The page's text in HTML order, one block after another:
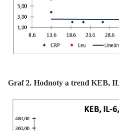
Graf 2. Hodnoty a trend KEB,